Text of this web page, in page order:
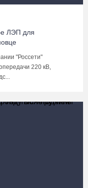
ЛЭП для
"Россети"
220 кВ,